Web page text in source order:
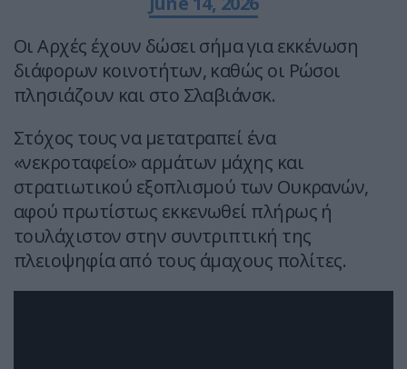
Οι Αρχές έχουν δώσει σήμα για εκκένωση
διάφορων κοινοτήτων, καθώς οι Ρώσοι
πλησιάζουν και στο Σλαβιάνσκ.
Στόχος τους να μετατραπεί ένα
«νεκροταφείο» αρμάτων μάχης και
στρατιωτικού εξοπλισμού των Ουκρανών,
αφού πρωτίστως εκκενωθεί πλήρως ή
τουλάχιστον στην συντριπτική της
πλειοψηφία από τους άμαχους πολίτες.